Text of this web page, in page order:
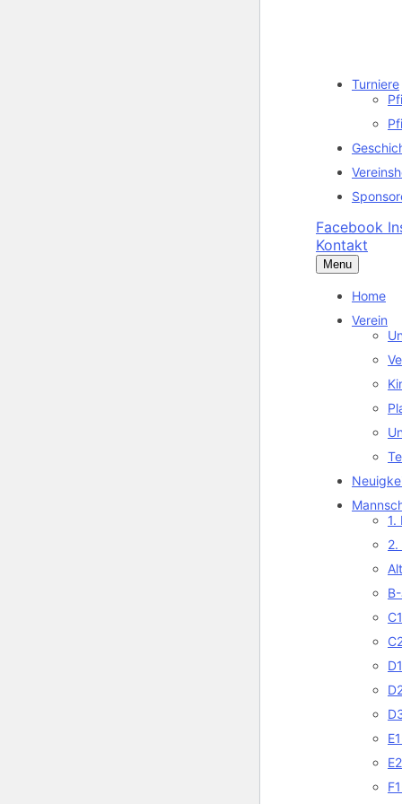
Turniere
Facebook
Kontakt
Menu
Home
Verein
1.
2.